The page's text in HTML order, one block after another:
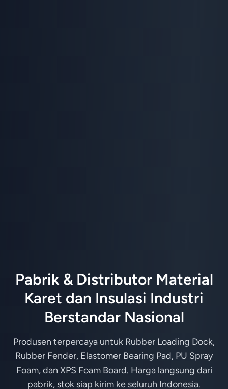
Pabrik & Distributor Material
Karet dan Insulasi Industri
Berstandar Nasional
Produsen terpercaya untuk Rubber Loading Dock,
Rubber Fender, Elastomer Bearing Pad, PU Spray
Foam, dan XPS Foam Board. Harga langsung dari
pabrik, stok siap kirim ke seluruh Indonesia.